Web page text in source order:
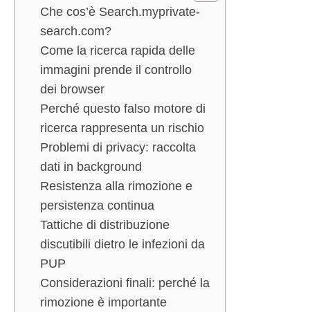
Che cos’è Search.myprivate-
search.com?
Come la ricerca rapida delle
immagini prende il controllo
dei browser
Perché questo falso motore di
ricerca rappresenta un rischio
Problemi di privacy: raccolta
dati in background
Resistenza alla rimozione e
persistenza continua
Tattiche di distribuzione
discutibili dietro le infezioni da
PUP
Considerazioni finali: perché la
rimozione è importante